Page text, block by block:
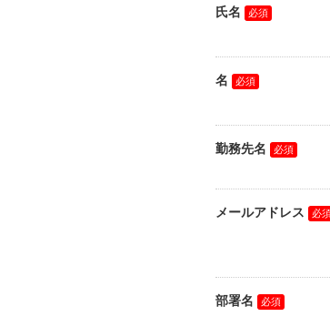
氏名
名
勤務先名
メールアドレス
部署名